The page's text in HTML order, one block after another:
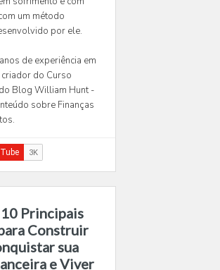
um método
por ele.
de experiência em
do Curso
Blog William Hunt -
sobre Finanças
Principais
Construir
sua
e Viver